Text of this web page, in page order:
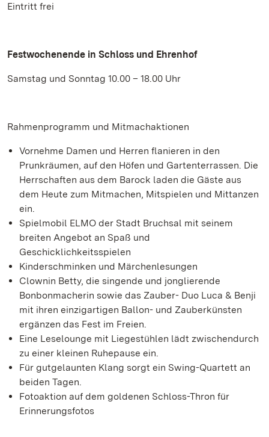
Eintritt frei
Festwochenende in Schloss und Ehrenhof
Samstag und Sonntag 10.00 – 18.00 Uhr
Rahmenprogramm und Mitmachaktionen
Vornehme Damen und Herren flanieren in den
Prunkräumen, auf den Höfen und Gartenterrassen. Die
Herrschaften aus dem Barock laden die Gäste aus
dem Heute zum Mitmachen, Mitspielen und Mittanzen
ein.
Spielmobil ELMO der Stadt Bruchsal mit seinem
breiten Angebot an Spaß und
Geschicklichkeitsspielen
Kinderschminken und Märchenlesungen
Clownin Betty, die singende und jonglierende
Bonbonmacherin sowie das Zauber- Duo Luca & Benji
mit ihren einzigartigen Ballon- und Zauberkünsten
ergänzen das Fest im Freien.
Eine Leselounge mit Liegestühlen lädt zwischendurch
zu einer kleinen Ruhepause ein.
Für gutgelaunten Klang sorgt ein Swing-Quartett an
beiden Tagen.
Fotoaktion auf dem goldenen Schloss-Thron für
Erinnerungsfotos